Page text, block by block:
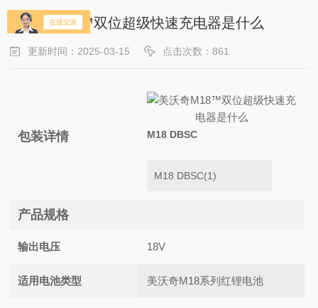
美沃奇M18™双位超级快速充电器是什么
更新时间：2025-03-15 点击次数：861
包装详情 M18 DBSC
M18 DBSC(1)
产品规格
输出电压 18V
适用电池类型 美沃奇M18系列红锂电池